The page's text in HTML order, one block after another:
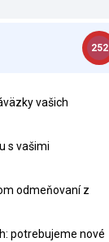
252
vašich
s vašimi
odmeňovaní z
potrebujeme nové